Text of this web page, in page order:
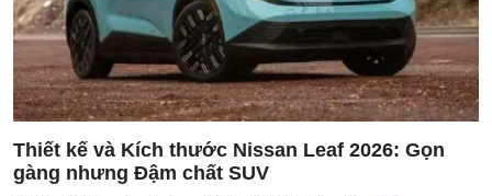
Thiết kế và Kích thước Nissan Leaf 2026: Gọn
gàng nhưng Đậm chất SUV